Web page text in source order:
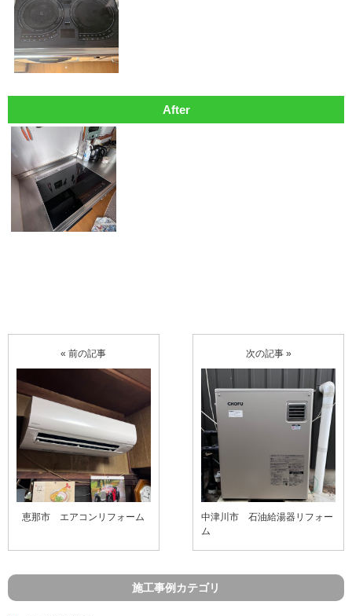
After
« 前の記事
恵那市 エアコンリフォーム
次の記事 »
中津川市 石油給湯器リフォー
ム
施工事例カテゴリ